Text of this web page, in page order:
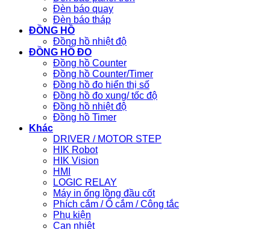
Đèn báo quay
Đèn báo tháp
ĐỒNG HỒ
Đồng hồ nhiệt độ
ĐỒNG HỒ ĐO
Đồng hồ Counter
Đồng hồ Counter/Timer
Đồng hồ đo hiển thị số
Đồng hồ đo xung/ tốc độ
Đồng hồ nhiệt độ
Đồng hồ Timer
Khác
DRIVER / MOTOR STEP
HIK Robot
HIK Vision
HMI
LOGIC RELAY
Máy in ống lồng đầu cốt
Phích cắm / Ổ cắm / Công tắc
Phụ kiện
Can nhiệt